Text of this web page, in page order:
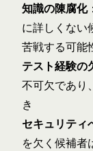
知識の陳腐化
に詳しくない
苦戦する可能
テスト経験の
不可欠であり
き
セキュリティ
を欠く候補者